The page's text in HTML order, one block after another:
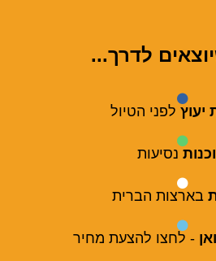
לדרך...
יעוץ לפני הטיול
נסיעות
בארצות הברית
- לחצו להצעת מחיר